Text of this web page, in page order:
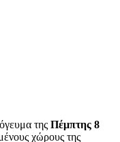
της Πέμπτης 8
χώρους της